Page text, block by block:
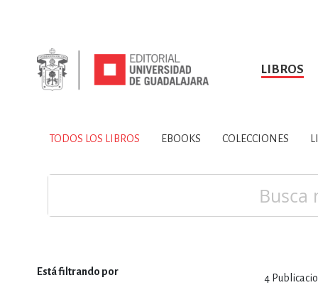
LIBROS
TODOS LOS LIBROS
SOBRE NOSOTROS HISTORIA
CIENCIAS DE LA
TODOS LOS LIBROS EBOOKS COLECCIONES
4
Está filtrando por